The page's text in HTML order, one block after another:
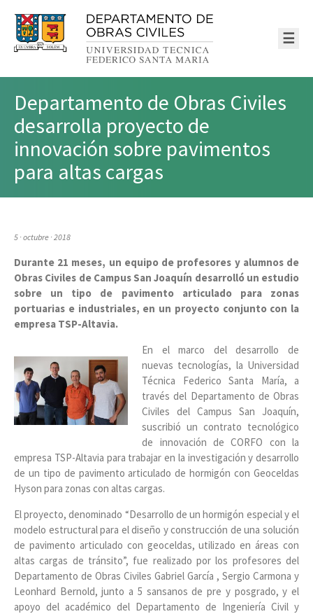
☰
Departamento de Obras Civiles
desarrolla proyecto de
innovación sobre pavimentos
para altas cargas
5 · octubre · 2018
Durante 21 meses, un equipo de profesores y alumnos de
Obras Civiles de Campus San Joaquín desarrolló un estudio
sobre un tipo de pavimento articulado para zonas
portuarias e industriales, en un proyecto conjunto con la
empresa TSP-Altavia.
En el marco del desarrollo de
nuevas tecnologías, la Universidad
Técnica Federico Santa María, a
través del Departamento de Obras
Civiles del Campus San Joaquín,
suscribió un contrato tecnológico
de innovación de CORFO con la
empresa TSP-Altavia para trabajar en la investigación y desarrollo
de un tipo de pavimento articulado de hormigón con Geoceldas
Hyson para zonas con altas cargas.
El proyecto, denominado “Desarrollo de un hormigón especial y el
modelo estructural para el diseño y construcción de una solución
de pavimento articulado con geoceldas, utilizado en áreas con
altas cargas de tránsito”, fue realizado por los profesores del
Departamento de Obras Civiles Gabriel García , Sergio Carmona y
Leonhard Bernold, junto a 5 sansanos de pre y posgrado, y el
apoyo del académico del Departamento de Ingeniería Civil y